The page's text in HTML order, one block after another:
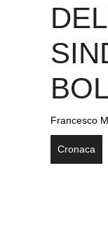
Francesco
Cronaca